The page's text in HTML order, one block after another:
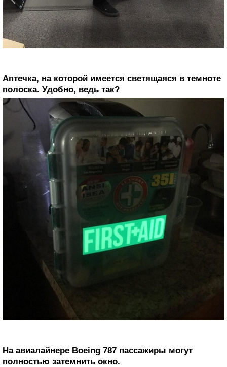
Аптечка, на которой имеется светящаяся в темноте
полоска. Удобно, ведь так?
На авиалайнере Boeing 787 пассажиры могут
полностью затемнить окно.